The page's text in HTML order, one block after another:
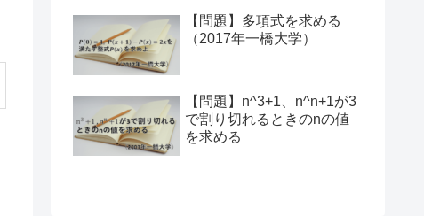
【問題】多項式を求める
（2017年一橋大学）
【問題】n^3+1、n^n+1が3
で割り切れるときのnの値
を求める